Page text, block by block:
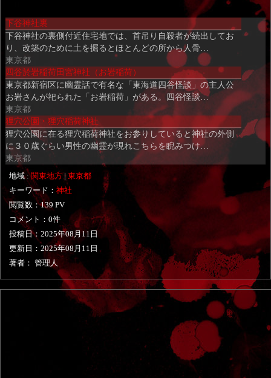
込
み
中…
下谷神社裏
下谷神社の裏側付近住宅地では、首吊り自殺者が続出してお
り、改築のために土を掘るとほとんどの所から人骨…
東京都
四谷於岩稲荷田宮神社（お岩稲荷）
東京都新宿区に幽霊話で有名な「東海道四谷怪談」の主人公
お岩さんが祀られた「お岩稲荷」がある。四谷怪談…
東京都
狸穴公園・狸穴稲荷神社
狸穴公園に在る狸穴稲荷神社をお参りしていると神社の外側
に３０歳ぐらい男性の幽霊が現れこちらを睨みつけ…
東京都
地域 :関東地方|東京都
キーワード：神社
閲覧数：139 PV
コメント：0件
投稿日：2025年08月11日
更新日：2025年08月11日
著者： 管理人